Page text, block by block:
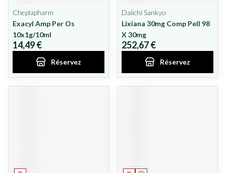
Cheplapharm
Exacyl Amp Per Os
10x1g/10ml
14,49 €
Réservez
Daiichi Sankyo
Lixiana 30mg Comp Pell 98
X 30mg
252,67 €
Réservez